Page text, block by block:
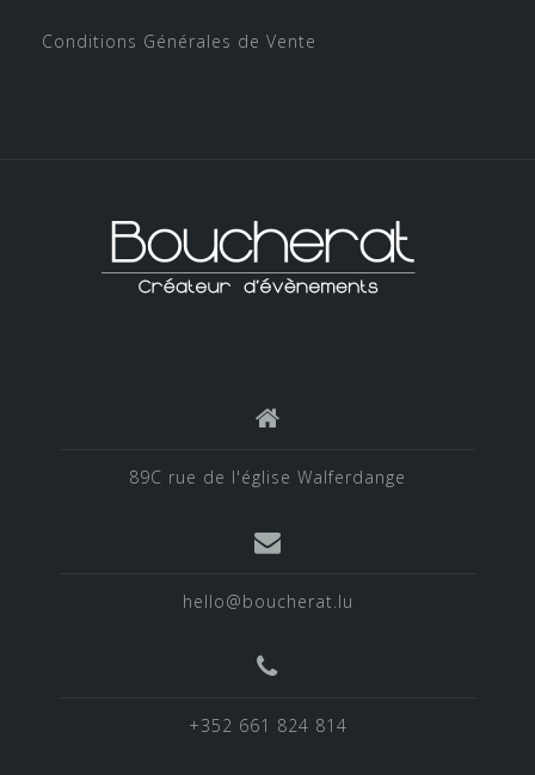
Conditions Générales de Vente
89C rue de l'église Walferdange
hello@boucherat.lu
+352 661 824 814